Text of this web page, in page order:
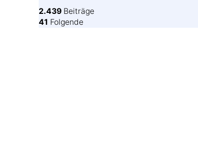
2.439 Beiträge
41 Folgende